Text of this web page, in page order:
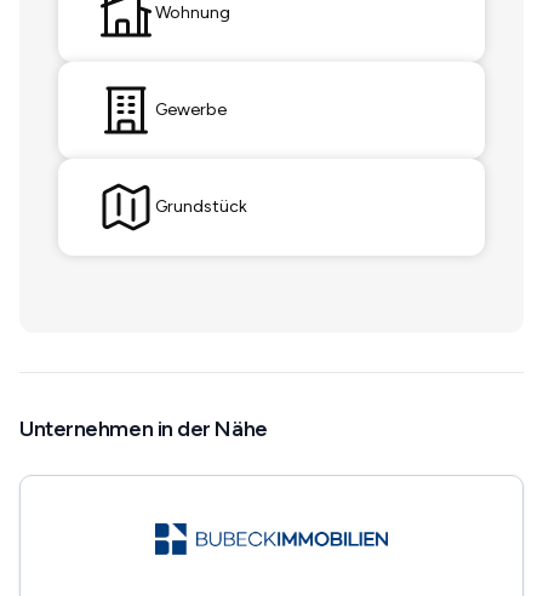
Wohnung
Gewerbe
Grundstück
Unternehmen in der Nähe